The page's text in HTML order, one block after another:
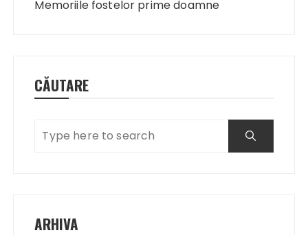
Memoriile fostelor prime doamne
CĂUTARE
ARHIVA